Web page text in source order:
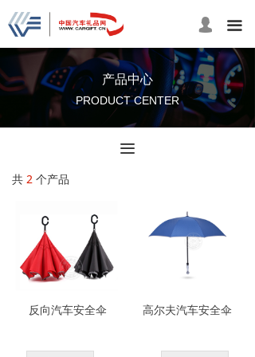
끀
넙
끀
产品中心
PRODUCT CENTER
共 2 个产品
反向汽车安全伞 高尔夫汽车安全伞